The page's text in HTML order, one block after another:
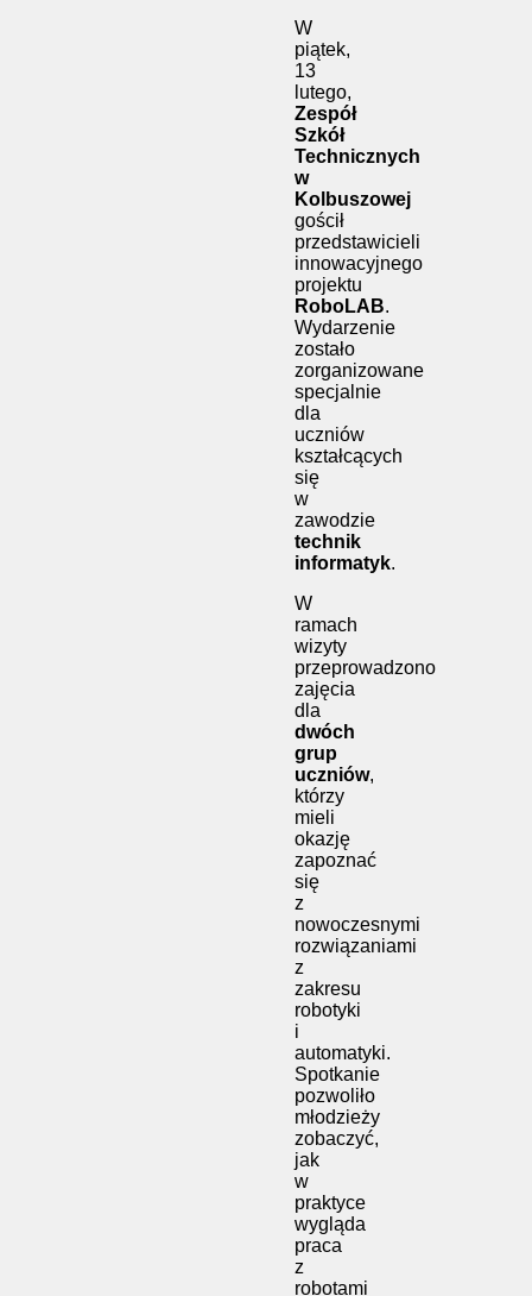
W
piątek,
13
lutego,
Zespół
Szkół
Technicznych
w
Kolbuszowej
gościł
przedstawicieli
innowacyjnego
projektu
RoboLAB.
Wydarzenie
zostało
zorganizowane
specjalnie
dla
uczniów
kształcących
się
w
zawodzie
technik
informatyk.
W
ramach
wizyty
przeprowadzono
zajęcia
dla
dwóch
grup
uczniów,
którzy
mieli
okazję
zapoznać
się
z
nowoczesnymi
rozwiązaniami
z
zakresu
robotyki
i
automatyki.
Spotkanie
pozwoliło
młodzieży
zobaczyć,
jak
w
praktyce
wygląda
praca
z
robotami